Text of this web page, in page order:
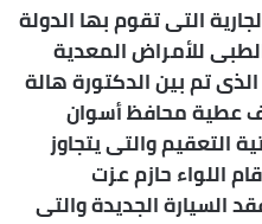
التى تقوم بها الدولة
للأمراض المعدية
تم بين الدكتورة هالة
عطية محافظ أسوان
التعقيم والتى يتجاوز
قام اللواء حازم عزت
السيارة الجديدة والتى